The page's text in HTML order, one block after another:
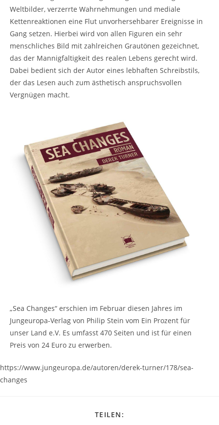
Weltbilder, verzerrte Wahrnehmungen und mediale
Kettenreaktionen eine Flut unvorhersehbarer Ereignisse in
Gang setzen. Hierbei wird von allen Figuren ein sehr
menschliches Bild mit zahlreichen Grautönen gezeichnet,
das der Mannigfaltigkeit des realen Lebens gerecht wird.
Dabei bedient sich der Autor eines lebhaften Schreibstils,
der das Lesen auch zum ästhetisch anspruchsvollen
Vergnügen macht.
„Sea Changes“ erschien im Februar diesen Jahres im
Jungeuropa-Verlag von Philip Stein vom Ein Prozent für
unser Land e.V. Es umfasst 470 Seiten und ist für einen
Preis von 24 Euro zu erwerben.
https://www.jungeuropa.de/autoren/derek-turner/178/sea-
changes
TEILEN: